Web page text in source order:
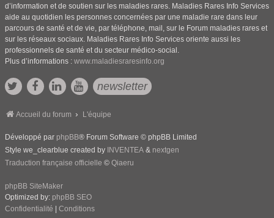
d’information et de soutien sur les maladies rares. Maladies Rares Info Services
aide au quotidien les personnes concernées par une maladie rare dans leur
parcours de santé et de vie, par téléphone, mail, sur le Forum maladies rares et
sur les réseaux sociaux. Maladies Rares Info Services oriente aussi les
professionnels de santé et du secteur médico-social.
Plus d’informations : www.maladiesraresinfo.org
newsletter
Accueil du forum L'équipe
Développé par phpBB® Forum Software © phpBB Limited
Style we_clearblue created by INVENTEA & nextgen
Traduction française officielle © Qiaeru
phpBB SiteMaker
Optimized by: phpBB SEO
Confidentialité
Conditions